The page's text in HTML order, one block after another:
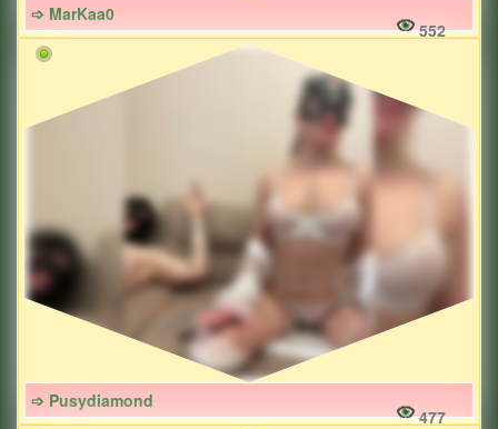
➩ MarKaa0
552
➩ Pusydiamond
477